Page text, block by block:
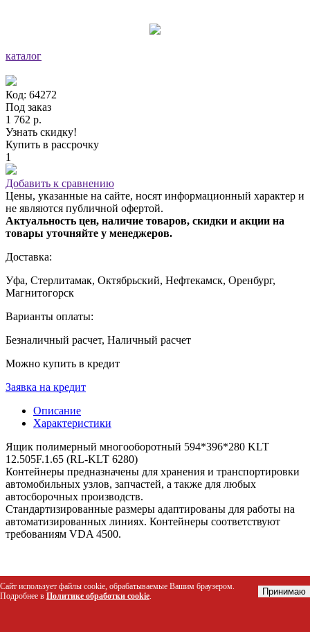
каталог
Код: 64272
Под заказ
1 762 р.
Узнать скидку!
Купить в рассрочку
1
Добавить к сравнению
Цены, указанные на сайте, носят информационный характер и
не являются публичной офертой.
Актуальность цен, наличие товаров, скидки и акции на
товары уточняйте у менеджеров.
Доставка:
Уфа, Стерлитамак, Октябрьский, Нефтекамск, Оренбург,
Магнитогорск
Варианты оплаты:
Безналичный расчет, Наличный расчет
Можно купить в кредит
Заявка на кредит
Описание
Характеристики
Ящик полимерный многооборотный 594*396*280 KLT
12.505F.1.65 (RL-KLT 6280)
Контейнеры предназначены для хранения и транспортировки
автомобильных узлов, запчастей, а также для любых
автосборочных производств.
Стандартизированные размеры адаптированы для работы на
автоматизированных линиях. Контейнеры соответствуют
требованиям VDA 4500.
Характеристики
Сайт использует файлы cookie, обрабатываемые Вашим браузером.
Подробнее в Политике обработки cookie. Принимаю